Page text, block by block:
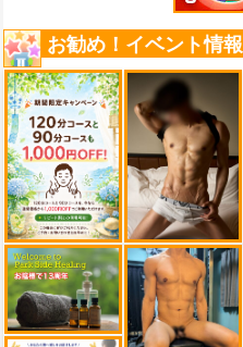
お勧め！イベント情報